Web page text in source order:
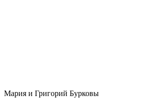
Мария и Григорий Бурковы